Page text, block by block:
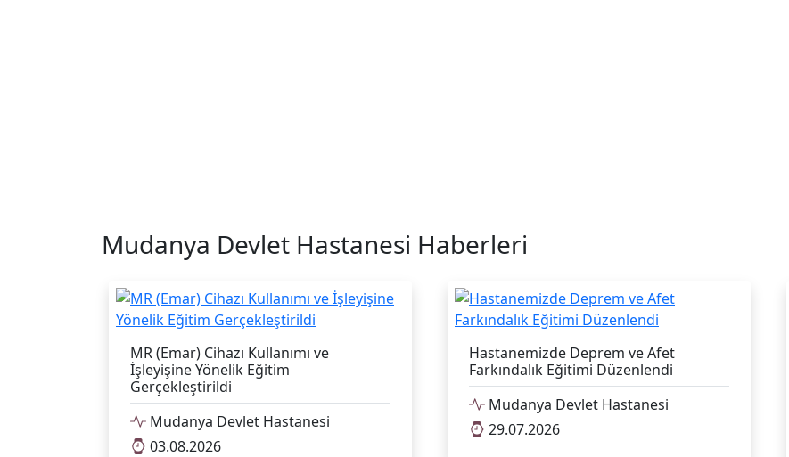
Mudanya Devlet Hastanesi Haberleri
MR (Emar) Cihazı Kullanımı ve
İşleyişine Yönelik Eğitim
Gerçekleştirildi
Mudanya Devlet Hastanesi
03.08.2026
Hastanemizde Deprem ve Afet
Farkındalık Eğitimi Düzenlendi
Mudanya Devlet Hastanesi
29.07.2026